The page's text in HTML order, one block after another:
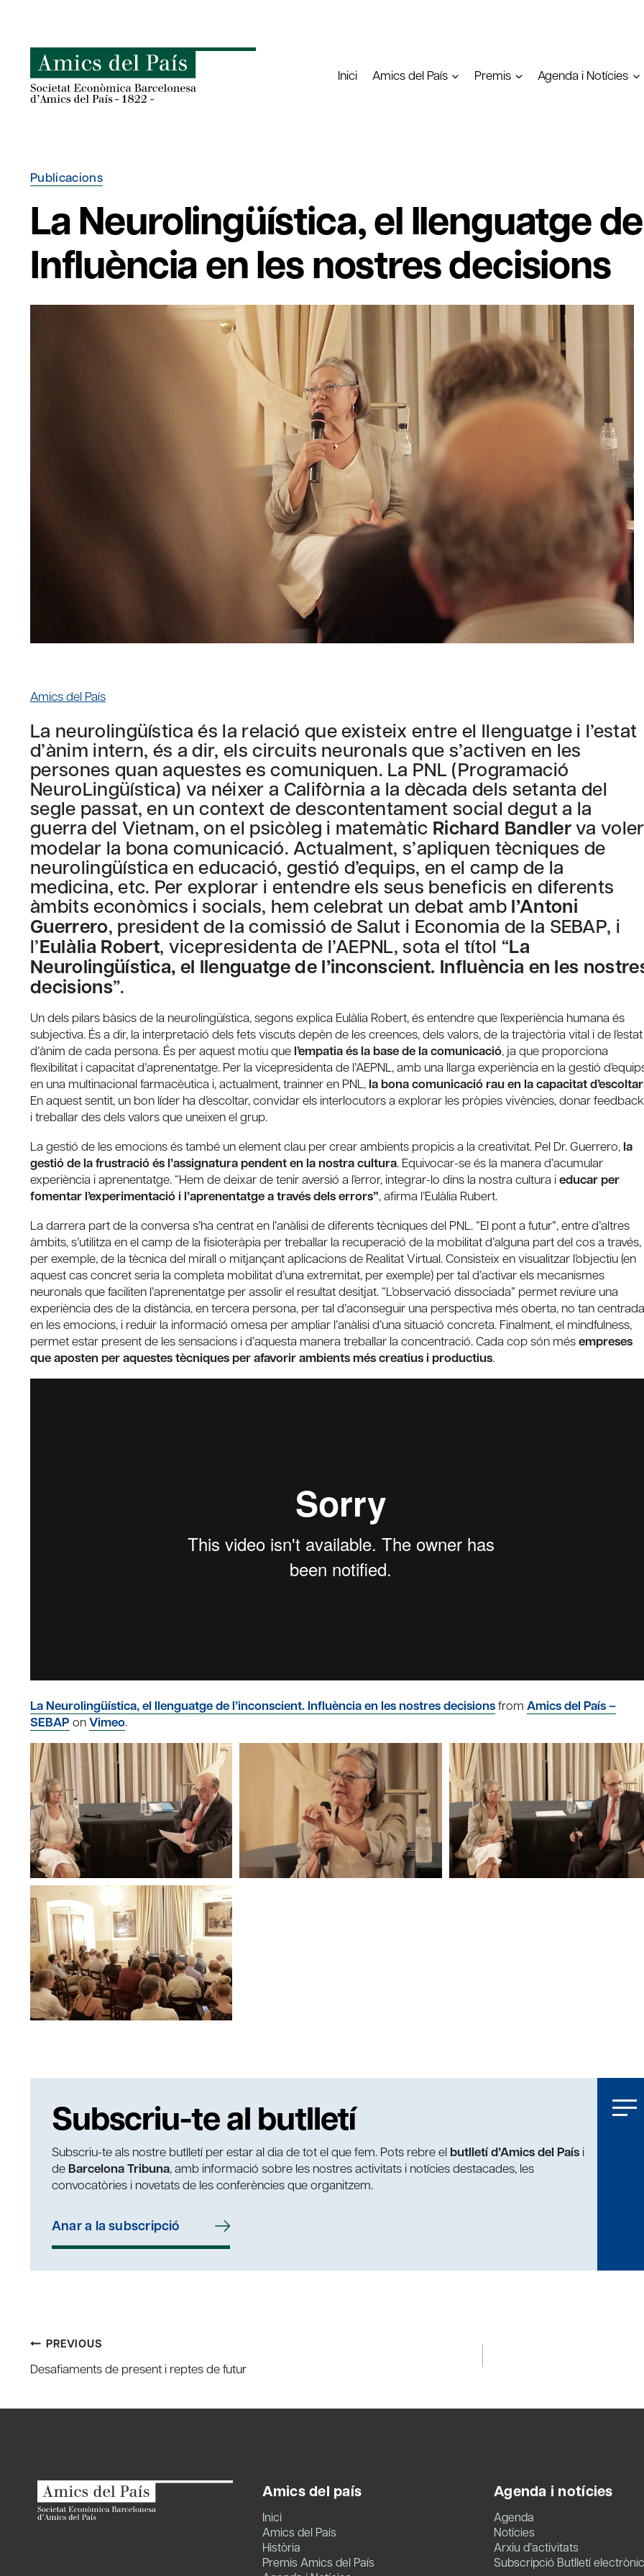
content
Inici
Amics del País Premis Agenda i Notícies
Publicacions
La Neurolingüística, el llenguatge
Influència en les nostres decisions
Amics del País
La neurolingüística és la relació que existeix entre el llenguatge i l’estat
d’ànim intern, és a dir, els circuits neuronals que s’activen en les
persones quan aquestes es comuniquen. La PNL (Programació
NeuroLingüística) va néixer a Califòrnia a la dècada dels setanta del
segle passat, en un context de descontentament social degut a la
guerra del Vietnam, on el psicòleg i matemàtic Richard Bandlerva voler
modelar la bona comunicació. Actualment, s’apliquen tècniques de
neurolingüística en educació, gestió d’equips, en el camp de la
medicina, etc. Per explorar i entendre els seus beneficis en diferents
àmbits econòmics i socials, hem celebrat un debat amb l’Antoni
Guerrero, president de la comissió de Salut i Economia de la SEBAP, i
l’Eulàlia Robert, vicepresidenta de l’AEPNL, sota el títol “La
Neurolingüística, el llenguatge de l’inconscient. Influència en les
decisions”.
Un dels pilars bàsics de la neurolingüística, segons explica Eulàlia Robert, és entendre que l’experiència humana és
subjectiva. És a dir, la interpretació dels fets viscuts depèn de les creences, dels valors, de la trajectòria vital i de l’estat
d’ànim de cada persona. És per aquest motiu que l’empatia és la base de la comunicació, ja que proporciona
flexibilitat i capacitat d’aprenentatge. Per la vicepresidenta de l’AEPNL, amb una llarga experiència en la gestió
en una multinacional farmacèutica i, actualment, trainner en PNL, la bona comunicació rau en la capacitat d’escoltar
En aquest sentit, un bon líder ha d’escoltar, convidar els interlocutors a explorar les pròpies vivències, donar
i treballar des dels valors que uneixen el grup.
La gestió de les emocions és també un element clau per crear ambients propicis a la creativitat. Pel Dr. Guerrero, la
gestió de la frustració és l’assignatura pendent en la nostra cultura. Equivocar-se és la manera d’acumular
experiència i aprenentatge. “Hem de deixar de tenir aversió a l’error, integrar-lo dins la nostra cultura ieducar per
fomentar l’experimentació i l’aprenentatge a través dels errors”, afirma l’Eulàlia Rubert.
La darrera part de la conversa s’ha centrat en l’anàlisi de diferents tècniques del PNL. “El pont a futur”, entre d’altres
àmbits, s’utilitza en el camp de la fisioteràpia per treballar la recuperació de la mobilitat d’alguna part del cos a través,
per exemple, de la tècnica del mirall o mitjançant aplicacions de Realitat Virtual. Consisteix en visualitzar l’objectiu (en
aquest cas concret seria la completa mobilitat d’una extremitat, per exemple) per tal d’activar els mecanismes
neuronals que faciliten l’aprenentatge per assolir el resultat desitjat. “L’observació dissociada” permet reviure una
experiència des de la distància, en tercera persona, per tal d’aconseguir una perspectiva més oberta, no tan centrada
en les emocions, i reduir la informació omesa per ampliar l’anàlisi d’una situació concreta. Finalment, el mindfulness,
permet estar present de les sensacions i d’aquesta manera treballar la concentració. Cada cop són mésempreses
que aposten per aquestes tècniques per afavorir ambients més creatius i productius.
La Neurolingüística, el llenguatge de l’inconscient. Influència en les nostres decisionsfrom Amics del País –
SEBAP onVimeo.
Subscriu-te al butlletí
Subscriu-te als nostre butlletí per estar al dia de tot el que fem. Pots rebre el butlletí d’Amics del País i
de Barcelona Tribuna, amb informació sobre les nostres activitats i notícies destacades, les
convocatòries i novetats de les conferències que organitzem.
Anar a la subscripció
Post
navigation
PREVIOUS
Desafiaments de present i reptes de futur
Amics del país
Inici
Amics del País
Història
Premis Amics del País
Agenda i notícies
Agenda
Notícies
Arxiu d’activitats
Subscripció Butlletí electrònic